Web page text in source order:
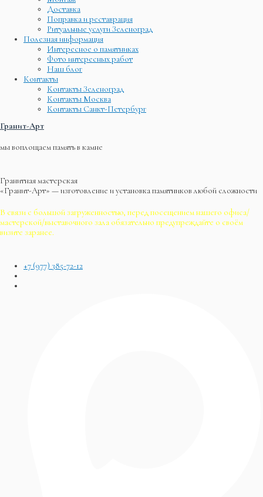
Доставка
Поправка и реставрация
Ритуальные услуги Зеленоград
Полезная информация
Интересное о памятниках
Фото интересных работ
Наш блог
Контакты
Контакты Зеленоград
Контакты Москва
Контакты Санкт-Петербург
Гранит-Арт
мы воплощаем память в камне
Гранитная мастерская
«Гранит-Арт» — изготовление и установка памятников любой сложности
В связи с большой загруженностью, перед посещением нашего офиса/
мастерской/выставочного зала обязательно предупреждайте о своём
визите заранее.
+7 (977) 385-72-12